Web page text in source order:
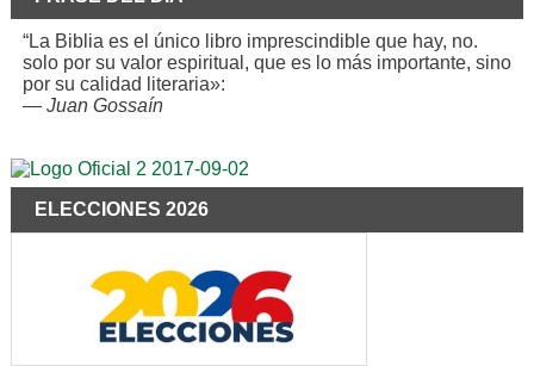
“La Biblia es el único libro imprescindible que hay, no.
solo por su valor espiritual, que es lo más importante, sino
por su calidad literaria»:
— Juan Gossaín
ELECCIONES 2026